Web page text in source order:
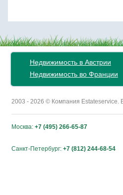
Недвижимость в Австрии
Недвижимость во Франции
2003 - 2026 © Компания Estateservice.
Москва: +7 (495) 266-65-87
Санкт-Петербург: +7 (812) 244-68-54